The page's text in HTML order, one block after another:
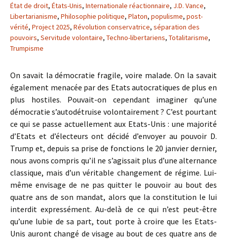
État de droit, États-Unis, Internationale réactionnaire, J.D. Vance,
Libertarianisme, Philosophie politique, Platon, populisme, post-
vérité, Project 2025, Révolution conservatrice, séparation des
pouvoirs, Servitude volontaire, Techno-libertariens, Totalitarisme,
Trumpisme
On savait la démocratie fragile, voire malade. On la savait
également menacée par des Etats autocratiques de plus en
plus hostiles. Pouvait-on cependant imaginer qu’une
démocratie s’autodétruise volontairement ? C’est pourtant
ce qui se passe actuellement aux Etats-Unis : une majorité
d’Etats et d’électeurs ont décidé d’envoyer au pouvoir D.
Trump et, depuis sa prise de fonctions le 20 janvier dernier,
nous avons compris qu’il ne s’agissait plus d’une alternance
classique, mais d’un véritable changement de régime. Lui-
même envisage de ne pas quitter le pouvoir au bout des
quatre ans de son mandat, alors que la constitution le lui
interdit expressément. Au-delà de ce qui n’est peut-être
qu’une lubie de sa part, tout porte à croire que les Etats-
Unis auront changé de visage au bout de ces quatre ans de